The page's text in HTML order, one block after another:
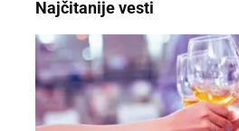
Najčitanije vesti